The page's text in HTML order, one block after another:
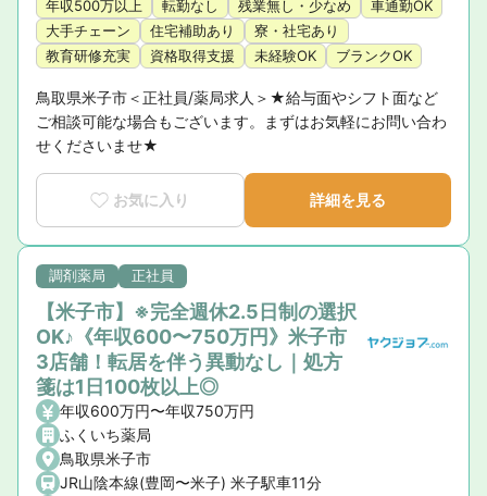
年収500万以上 転勤なし 残業無し・少なめ
車通勤OK
大手チェーン
住宅補助あり
寮・社宅あり
教育研修充実
資格取得支援 未経験OK ブランクOK
鳥取県米子市＜正社員/薬局求人＞★給与面やシフト面など
ご相談可能な場合もございます。まずはお気軽にお問い合わ
せくださいませ★
お気に入り 詳細を見る
調剤薬局 正社員
【米子市】※完全週休2.5日制の選択
OK♪《年収600〜750万円》米子市
3店舗！転居を伴う異動なし｜処方
箋は1日100枚以上◎
年収600万円〜年収750万円
ふくいち薬局
鳥取県米子市
JR山陰本線(豊岡〜米子) 米子駅車11分